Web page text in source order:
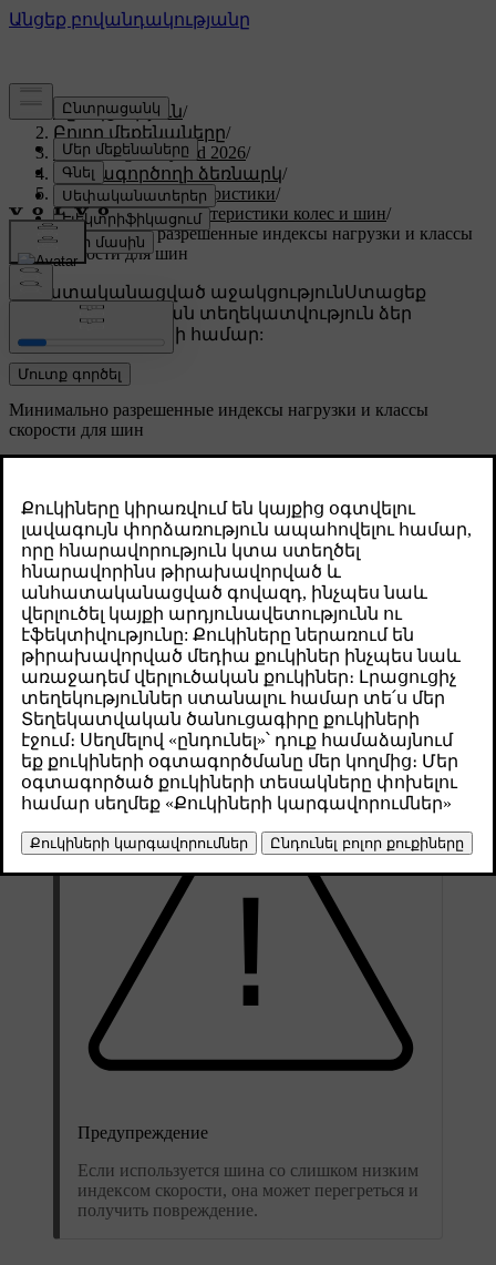
Աջակցություն/
Բոլոր մեքենաները/
XC60 Plug-in Hybrid 2026/
Օգտագործողի ձեռնարկ/
Технические характеристики/
Технические характеристики колес и шин/
Минимально разрешенные индексы нагрузки и классы
скорости для шин
Անհատականացված աջակցությունՍտացեք
համապատասխան տեղեկատվություն ձեր
կոնկրետ մեքենայի համար:
Մուտք գործել
Թարմացված 30.03.2026
Минимально разрешенные индексы нагрузки и классы
скорости для шин
скорости и нагрузке. Шины должны иметь класс
скорости и индекс нагрузки, рассчитанные на
максимальную скорость автомобиля или на более
высокую скорость.
Технические характеристики ваших шин должны быть
такими же или выше указанных ниже:
Минимально разрешенный индекс нагрузки (LI))102
Минимально разрешенный класс скорости (SS))
H
Предупреждение
Если используется шина со слишком низким
индексом скорости, она может перегреться и
получить повреждение.